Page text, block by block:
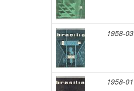
1958-03
1958-01